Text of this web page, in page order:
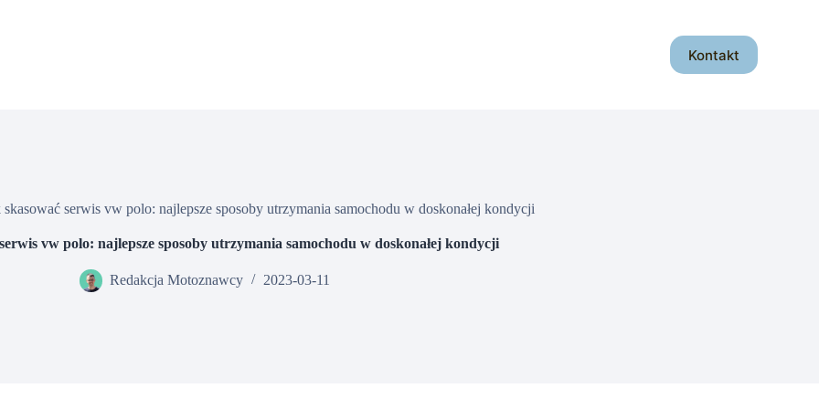
Kontakt
skasować serwis vw polo: najlepsze sposoby utrzymania samochodu w doskonałej kondycji
vw polo: najlepsze sposoby utrzymania samochodu w doskonałej kondycji
Redakcja Motoznawcy 2023-03-11